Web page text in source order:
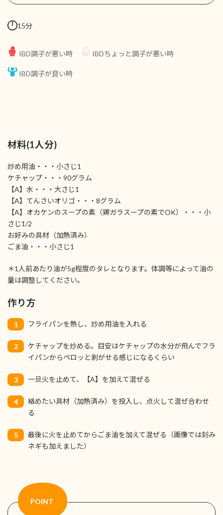
15分
IBD調子が悪い時 IBDちょっと調子が悪い時
IBD調子が良い時
材料(1人分)
炒め用油・・・小さじ1
ケチャップ・・・90グラム
【A】水・・・大さじ1
【A】てんさいオリゴ・・・8グラム
【A】オカケンのスープの素（鶏ガラスープの素でOK）・・・小
さじ1/2
お好みの具材（加熱済み）
ごま油・・・小さじ1
＊1人前あたり油が5g程度のタレとなります。体調等によって油の
量は調整してください。
作り方
1 フライパンを熱し、炒め用油を入れる
2
ケチャップを炒める。目安はケチャップの水分が飛んでフラ
イパンからペロッと剥がせる感じになるくらい
3 一旦火を止めて、【A】を加えて混ぜる
4
絡めたい具材（加熱済み）を投入し、点火して混ぜ合わせ
る
5
最後に火を止めてからごま油を加えて混ぜる（画像では刻み
ネギも加えました）